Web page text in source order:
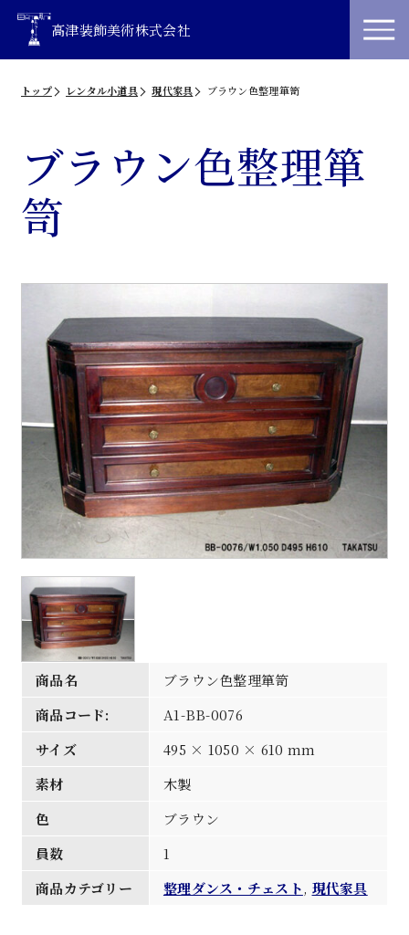
高津装飾美術株式会社
トップ レンタル小道具 現代家具 ブラウン色整理箪笥
ブラウン色整理箪
笥
商品名
ブラウン色整理箪笥
商品コード:
A1-BB-0076
サイズ
495 × 1050 × 610 mm
素材
木製
色
ブラウン
員数
1
商品カテゴリー
整理ダンス・チェスト, 現代家具